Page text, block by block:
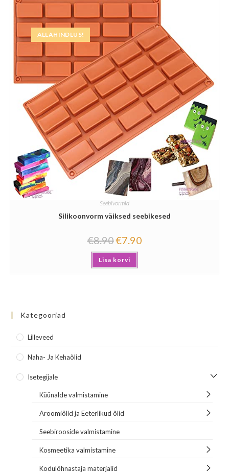
ALLAHINDLUS!
Seebivormid
Silikoonvorm väiksed seebikesed
€8.90€7.90
Lisa korvi
Kategooriad
Lilleveed
Naha- Ja Kehaõlid
Isetegijale
Küünalde valmistamine
Aroomiõlid ja Eeterlikud õlid
Seebirooside valmistamine
Kosmeetika valmistamine
Kodulõhnastaja materjalid